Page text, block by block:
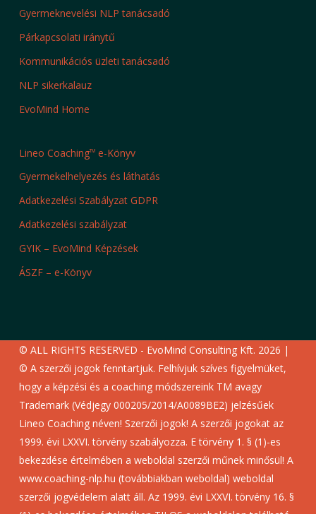
Gyermeknevelési NLP tanácsadó
Párkapcsolati iránytű
Kommunikációs üzleti tanácsadó
NLP sikerkalauz
EvoMind Home
Lineo CoachingTMe-Könyv
Gyermekelhelyezés és láthatás
Adatkezelési Szabályzat GDPR
Adatkezelési szabályzat
GYIK – EvoMind Képzések
ÁSZF – e-Könyv
© ALL RIGHTS RESERVED - EvoMind Consulting Kft. 2026 |
© A szerzői jogok fenntartjuk. Felhívjuk szíves figyelmüket,
hogy a képzési és a coaching módszereink TM avagy
Trademark (Védjegy 000205/2014/A0089BE2) jelzésűek
Lineo Coaching néven! Szerzői jogok! A szerzői jogokat az
1999. évi LXXVI. törvény szabályozza. E törvény 1. § (1)-es
bekezdése értelmében a weboldal szerzői műnek minősül! A
www.coaching-nlp.hu (továbbiakban weboldal) weboldal
szerzői jogvédelem alatt áll. Az 1999. évi LXXVI. törvény 16. §